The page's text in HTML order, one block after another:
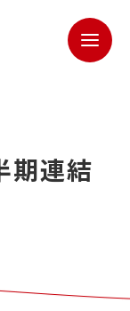
期連結